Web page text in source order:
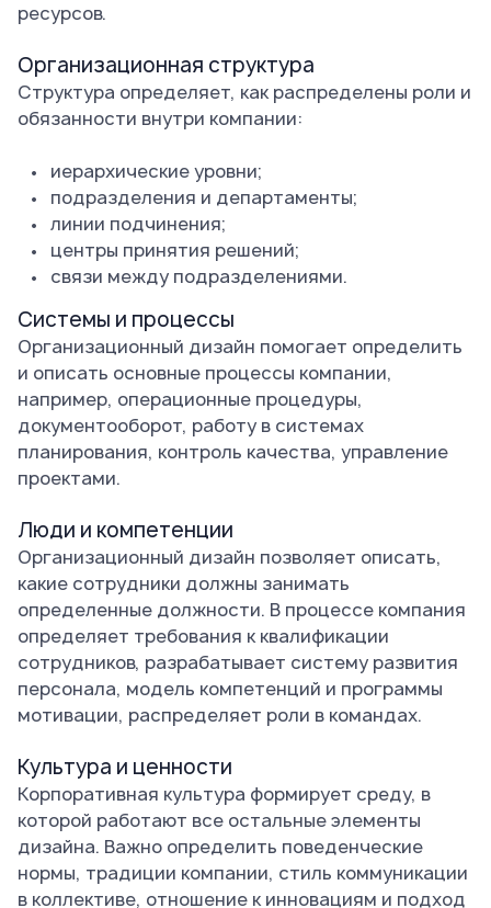
ресурсов.
Организационная структура
Структура определяет, как распределены роли и
обязанности внутри компании:
иерархические уровни;
подразделения и департаменты;
линии подчинения;
центры принятия решений;
связи между подразделениями.
Системы и процессы
Организационный дизайн помогает определить
и описать основные процессы компании,
например, операционные процедуры,
документооборот, работу в системах
планирования, контроль качества, управление
проектами.
Люди и компетенции
Организационный дизайн позволяет описать,
какие сотрудники должны занимать
определенные должности. В процессе компания
определяет требования к квалификации
сотрудников, разрабатывает систему развития
персонала, модель компетенций и программы
мотивации, распределяет роли в командах.
Культура и ценности
Корпоративная культура формирует среду, в
которой работают все остальные элементы
дизайна. Важно определить поведенческие
нормы, традиции компании, стиль коммуникации
в коллективе, отношение к инновациям и подход